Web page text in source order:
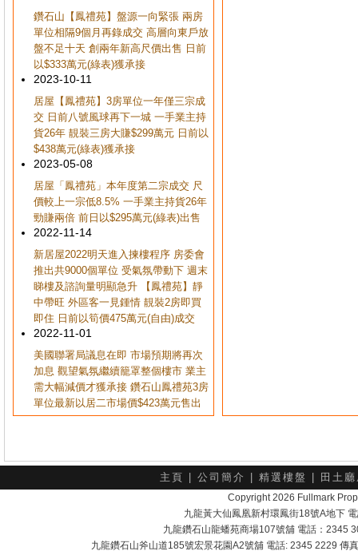
鑽石山【鳳禮苑】盤源一向緊張 兩房
單位相隔9個月再錄成交 高層向東戶放
盤不足十天 創兩年新高尺價出售 日前
以$333萬元(綠表)獲承接
2023-10-11
居屋【鳳禮苑】3房單位一年僅三宗成
交 日前八號風球再下一城 一手業主持
貨26年 靚裝三房大賺$299萬元 日前以
$438萬元(綠表)獲承接
2023-05-08
居屋「鳳禮苑」本年度第二宗成交 尺
價較上一宗低8.5% 一手業主持貨26年
勁賺兩倍 前日以$295萬元(綠表)出售
2022-11-14
新居屋2022明天進入揀樓程序 房委會
推出共9000個單位 受氣氛帶動下 週末
睇樓及諮詢量明顯急升 【鳳禮苑】靜
中帶旺 外區客一見鍾情 靚裝2房即買
即住 日前以筍價475萬元(自由)成交
2022-11-01
美國聯署局議息在即 市場預期將再次
加息 觀望氣氛繼續籠罩整個樓市 業主
需大幅減價才獲承接 鑽石山鳳禮苑3房
單位最新以居二市場價$423萬元售出
主頁 公司簡介 精選樓盤 田土
Copyright 2026 Fullmark
九龍黃大仙鳳凰新村環鳳街18號A地下
九龍鑽石山龍蟠苑商場107號舖 電話：2345
九龍鑽石山斧山道185號宏景花園A2號舖 電話: 2345 2229